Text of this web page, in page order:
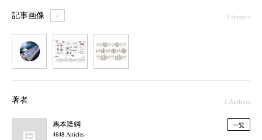
記事画像 ＋ 3 Images
著者 1 Authors
馬本隆綱
4648 Articles
一覧